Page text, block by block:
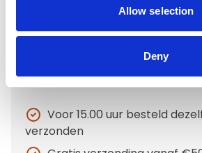
Allow selection
Deny
Pawzler Hondenpuzzel
mini Level 1-3
Op voorraad
Voor 15.00 uur besteld
verzonden